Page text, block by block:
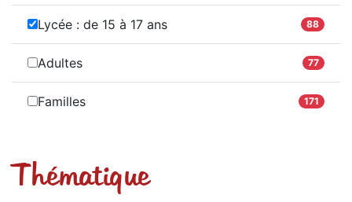
Lycée : de 15 à 17 ans 88
Adultes 77
Familles 171
Thématique